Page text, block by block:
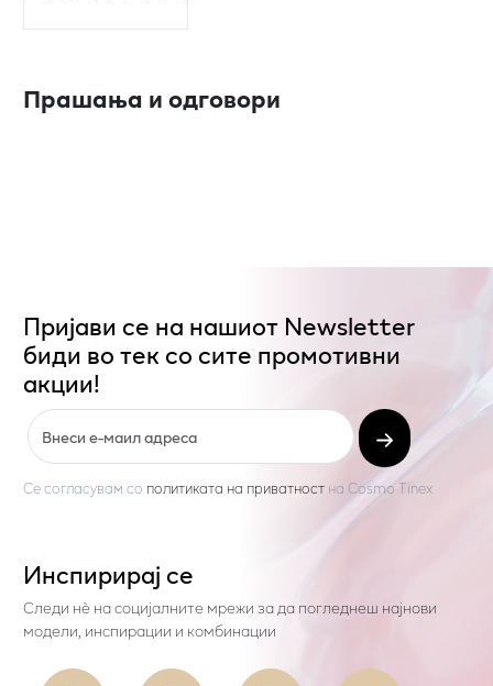
Прашања и одговори
Пријави се на нашиот Newsletter
биди во тек со сите промотивни
акции!
Се согласувам со политиката на приватност на Cosmo Tinex
Инспирирај се
Следи нѐ на социјалните мрежи за да погледнеш најнови
модели, инспирации и комбинации